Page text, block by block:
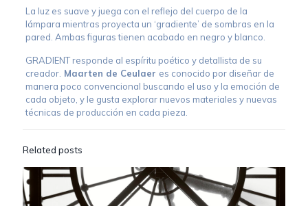
La luz es suave y juega con el reflejo del cuerpo de la
lámpara mientras proyecta un ‘gradiente’ de sombras en la
pared. Ambas figuras tienen acabado en negro y blanco.
GRADIENT responde al espíritu poético y detallista de su
creador. Maarten de Ceulaer es conocido por diseñar de
manera poco convencional buscando el uso y la emoción de
cada objeto, y le gusta explorar nuevos materiales y nuevas
técnicas de producción en cada pieza.
Related posts